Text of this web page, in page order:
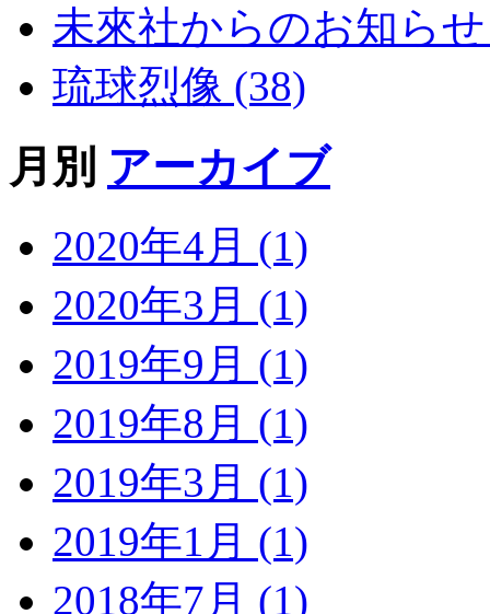
未來社からのお知ら
琉球烈像 (38)
月別 アーカイブ
2020年4月 (1)
2020年3月 (1)
2019年9月 (1)
2019年8月 (1)
2019年3月 (1)
2019年1月 (1)
2018年7月 (1)